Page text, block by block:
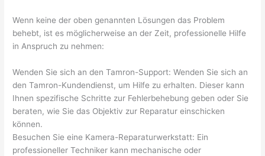
Wenn keine der oben genannten Lösungen das Problem
behebt, ist es möglicherweise an der Zeit, professionelle Hilfe
in Anspruch zu nehmen:
Wenden Sie sich an den Tamron-Support: Wenden Sie sich an
den Tamron-Kundendienst, um Hilfe zu erhalten. Dieser kann
Ihnen spezifische Schritte zur Fehlerbehebung geben oder Sie
beraten, wie Sie das Objektiv zur Reparatur einschicken
können.
Besuchen Sie eine Kamera-Reparaturwerkstatt: Ein
professioneller Techniker kann mechanische oder